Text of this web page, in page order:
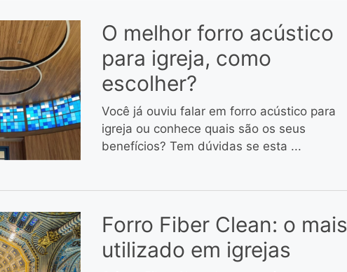
O melhor forro acústico
para igreja, como
escolher?
Você já ouviu falar em forro acústico para
igreja ou conhece quais são os seus
benefícios? Tem dúvidas se esta ...
Forro Fiber Clean: o mais
utilizado em igrejas